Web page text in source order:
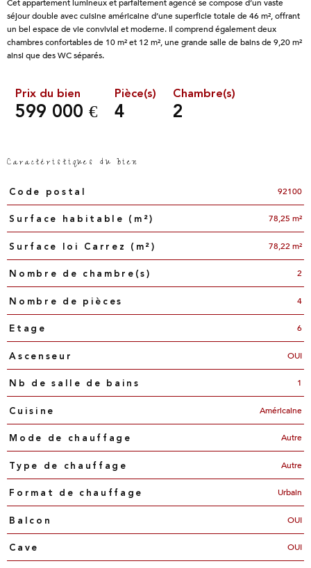
Cet appartement lumineux et parfaitement agencé se compose d’un vaste
séjour double avec cuisine américaine d’une superficie totale de 46 m², offrant
un bel espace de vie convivial et moderne. Il comprend également deux
chambres confortables de 10 m² et 12 m², une grande salle de bains de 9,20 m²
ainsi que des WC séparés.
Prix du bien
599 000 €
Pièce(s)
4
Chambre(s)
2
Caractéristiques du bien
Caractéristiques Valeurs
Code postal 92100
Surface habitable (m²) 78,25 m²
Surface loi Carrez (m²) 78,22 m²
Nombre de chambre(s) 2
Nombre de pièces 4
Etage 6
Ascenseur OUI
Nb de salle de bains 1
Cuisine Américaine
Mode de chauffage Autre
Type de chauffage Autre
Format de chauffage Urbain
Balcon OUI
Cave OUI